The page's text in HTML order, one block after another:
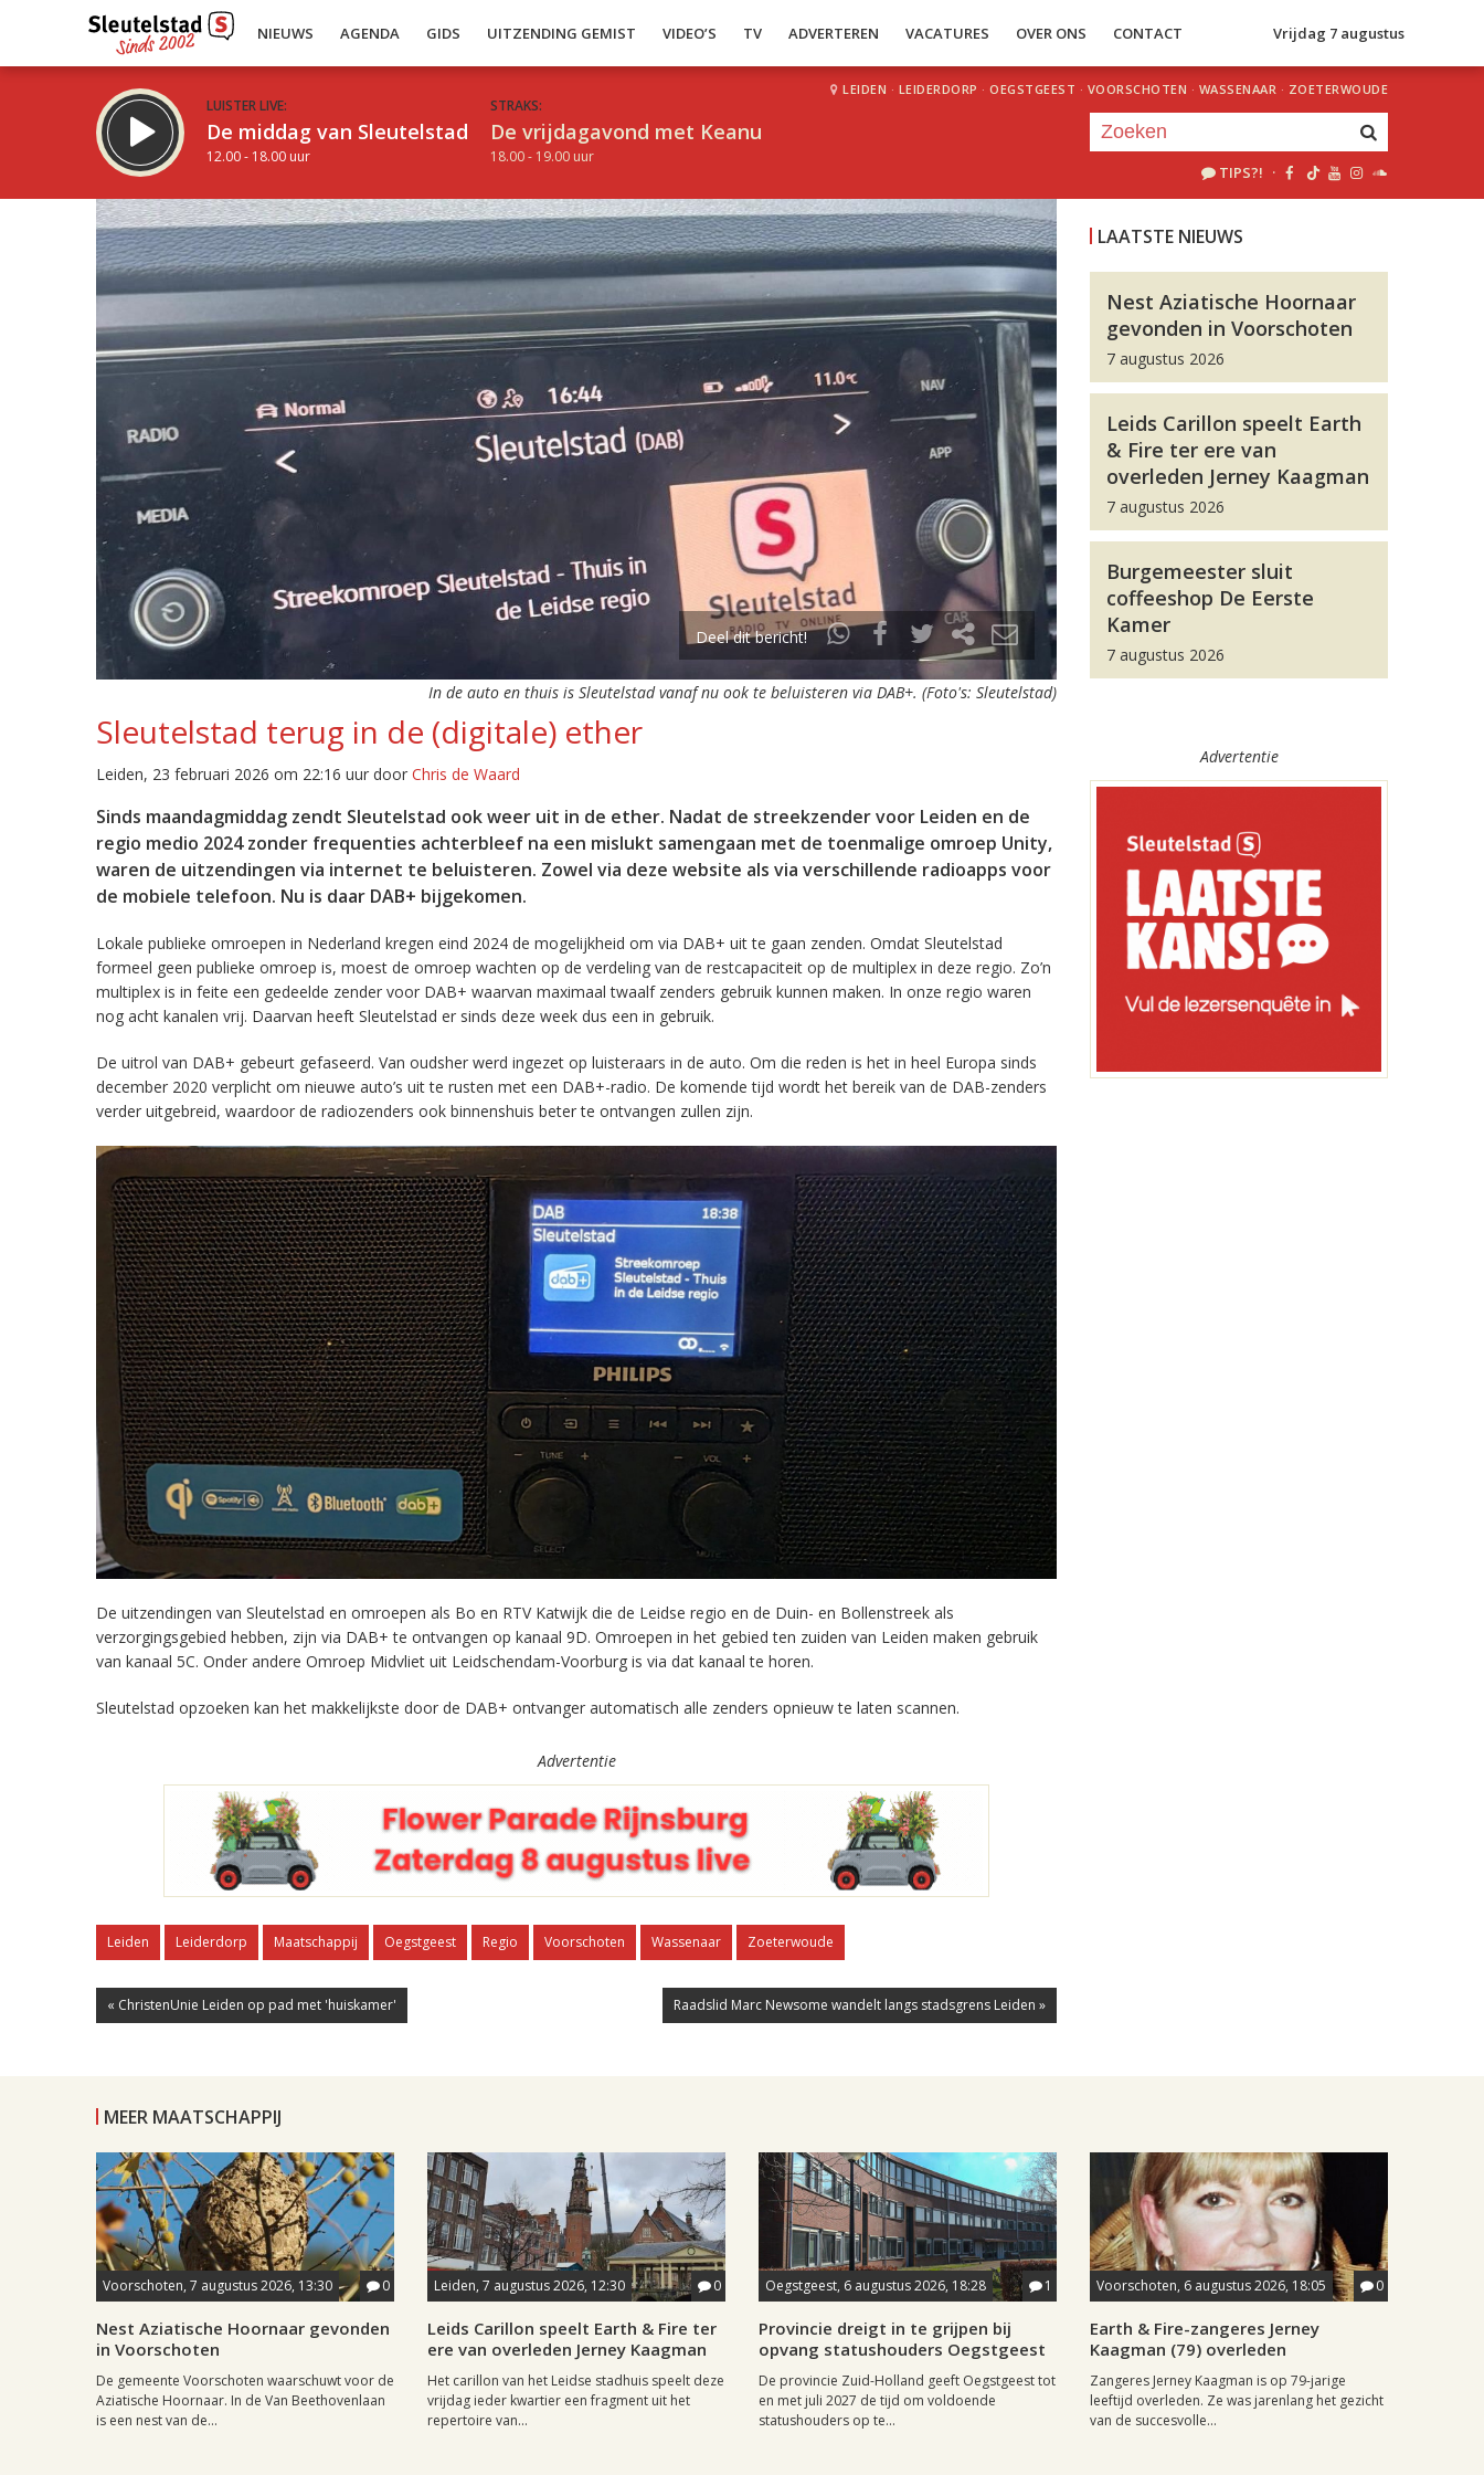
NIEUWS AGENDA GIDS UITZENDING GEMIST VIDEO’S TV ADVERTEREN VACATURES OVER ONS CONTACT Vrijdag 7 augustus
LUISTER LIVE:
De middag van Sleutelstad
12.00 - 18.00 uur
STRAKS:
De vrijdagavond met Keanu
18.00 - 19.00 uur
LEIDEN · LEIDERDORP · OEGSTGEEST · VOORSCHOTEN · WASSENAAR · ZOETERWOUDE
TIPS?! ·
Deel dit bericht!
In de auto en thuis is Sleutelstad vanaf nu ook te beluisteren via DAB+. (Foto's: Sleutelstad)
Sleutelstad terug in de (digitale) ether
Leiden, 23 februari 2026 om 22:16 uur door Chris de Waard
Sinds maandagmiddag zendt Sleutelstad ook weer uit in de ether. Nadat de streekzender voor Leiden en de
regio medio 2024 zonder frequenties achterbleef na een mislukt samengaan met de toenmalige omroep Unity,
waren de uitzendingen via internet te beluisteren. Zowel via deze website als via verschillende radioapps voor
de mobiele telefoon. Nu is daar DAB+ bijgekomen.
Lokale publieke omroepen in Nederland kregen eind 2024 de mogelijkheid om via DAB+ uit te gaan zenden. Omdat Sleutelstad
formeel geen publieke omroep is, moest de omroep wachten op de verdeling van de restcapaciteit op de multiplex in deze regio. Zo’n
multiplex is in feite een gedeelde zender voor DAB+ waarvan maximaal twaalf zenders gebruik kunnen maken. In onze regio waren
nog acht kanalen vrij. Daarvan heeft Sleutelstad er sinds deze week dus een in gebruik.
De uitrol van DAB+ gebeurt gefaseerd. Van oudsher werd ingezet op luisteraars in de auto. Om die reden is het in heel Europa sinds
december 2020 verplicht om nieuwe auto’s uit te rusten met een DAB+-radio. De komende tijd wordt het bereik van de DAB-zenders
verder uitgebreid, waardoor de radiozenders ook binnenshuis beter te ontvangen zullen zijn.
De uitzendingen van Sleutelstad en omroepen als Bo en RTV Katwijk die de Leidse regio en de Duin- en Bollenstreek als
verzorgingsgebied hebben, zijn via DAB+ te ontvangen op kanaal 9D. Omroepen in het gebied ten zuiden van Leiden maken gebruik
van kanaal 5C. Onder andere Omroep Midvliet uit Leidschendam-Voorburg is via dat kanaal te horen.
Sleutelstad opzoeken kan het makkelijkste door de DAB+ ontvanger automatisch alle zenders opnieuw te laten scannen.
Advertentie
Leiden Leiderdorp Maatschappij Oegstgeest Regio Voorschoten Wassenaar Zoeterwoude
« ChristenUnie Leiden op pad met 'huiskamer' Raadslid Marc Newsome wandelt langs stadsgrens Leiden »
LAATSTE NIEUWS
Nest Aziatische Hoornaar
gevonden in Voorschoten
7 augustus 2026
Leids Carillon speelt Earth
& Fire ter ere van
overleden Jerney Kaagman
7 augustus 2026
Burgemeester sluit
coffeeshop De Eerste
Kamer
7 augustus 2026
Advertentie
MEER MAATSCHAPPIJ
Voorschoten, 7 augustus 2026, 13:30 0
Nest Aziatische Hoornaar gevonden
in Voorschoten
De gemeente Voorschoten waarschuwt voor de
Aziatische Hoornaar. In de Van Beethovenlaan
is een nest van de...
Leiden, 7 augustus 2026, 12:30 0
Leids Carillon speelt Earth & Fire ter
ere van overleden Jerney Kaagman
Het carillon van het Leidse stadhuis speelt deze
vrijdag ieder kwartier een fragment uit het
repertoire van...
Oegstgeest, 6 augustus 2026, 18:28 1
Provincie dreigt in te grijpen bij
opvang statushouders Oegstgeest
De provincie Zuid-Holland geeft Oegstgeest tot
en met juli 2027 de tijd om voldoende
statushouders op te...
Voorschoten, 6 augustus 2026, 18:05 0
Earth & Fire-zangeres Jerney
Kaagman (79) overleden
Zangeres Jerney Kaagman is op 79-jarige
leeftijd overleden. Ze was jarenlang het gezicht
van de succesvolle...